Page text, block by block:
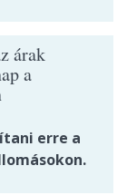
árak
a
erre a